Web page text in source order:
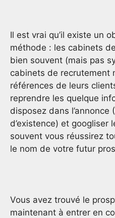
Il est vrai qu’il existe un
méthode : les cabinets
bien souvent (mais pas
cabinets de recrutement
références de leurs
reprendre les quelque
disposez dans l’annonce
d’existence) et googliser
souvent vous réussirez
le nom de votre futur
Vous avez trouvé le
maintenant à entrer en